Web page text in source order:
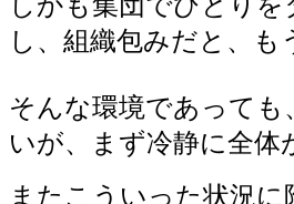
し、組織包みだと、
そんな環境であって
いが、まず冷静に全
またこういった状況